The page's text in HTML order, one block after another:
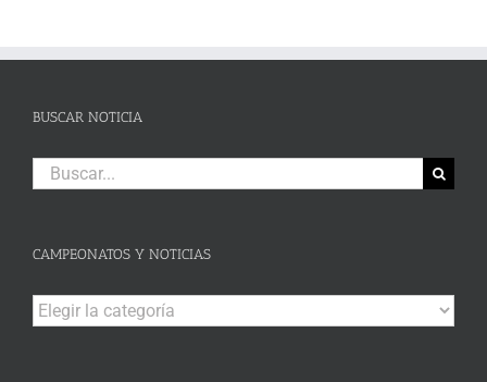
BUSCAR NOTICIA
Buscar:
CAMPEONATOS Y NOTICIAS
Campeonatos
y